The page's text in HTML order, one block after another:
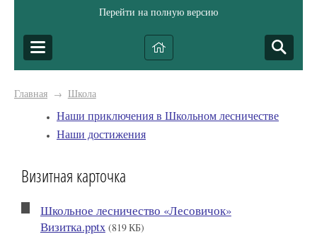
Перейти на полную версию
Главная → Школа
Наши приключения в Школьном лесничестве
Наши достижения
Визитная карточка
Школьное лесничество «Лесовичок»
Визитка.pptx (819 КБ)